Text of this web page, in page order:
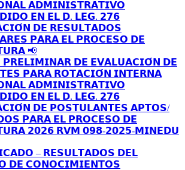
𝗔𝗗𝗠𝗜𝗡𝗜𝗦𝗧𝗥𝗔𝗧𝗜𝗩𝗢
𝗘𝗡 𝗘𝗟 𝗗. 𝗟𝗘𝗚. 𝟮𝟳𝟲
𝗗𝗘 𝗥𝗘𝗦𝗨𝗟𝗧𝗔𝗗𝗢𝗦
𝗣𝗔𝗥𝗔 𝗘𝗟 𝗣𝗥𝗢𝗖𝗘𝗦𝗢 𝗗𝗘
📢
𝗗𝗘 𝗘𝗩𝗔𝗟𝗨𝗔𝗖𝗜𝗢́𝗡 𝗗𝗘
𝗣𝗔𝗥𝗔 𝗥𝗢𝗧𝗔𝗖𝗜𝗢́𝗡 𝗜𝗡𝗧𝗘𝗥𝗡𝗔
𝗔𝗗𝗠𝗜𝗡𝗜𝗦𝗧𝗥𝗔𝗧𝗜𝗩𝗢
𝗘𝗡 𝗘𝗟 𝗗. 𝗟𝗘𝗚. 𝟮𝟳𝟲
𝗗𝗘 𝗣𝗢𝗦𝗧𝗨𝗟𝗔𝗡𝗧𝗘𝗦 𝗔𝗣𝗧𝗢𝗦/
𝗣𝗔𝗥𝗔 𝗘𝗟 𝗣𝗥𝗢𝗖𝗘𝗦𝗢 𝗗𝗘
𝟮𝟬𝟮𝟲 𝗥𝗩𝗠 𝟬𝟵𝟴-𝟮𝟬𝟮𝟱-𝗠𝗜𝗡𝗘𝗗𝗨
– 𝗥𝗘𝗦𝗨𝗟𝗧𝗔𝗗𝗢𝗦 𝗗𝗘𝗟
𝗗𝗘 𝗖𝗢𝗡𝗢𝗖𝗜𝗠𝗜𝗘𝗡𝗧𝗢𝗦